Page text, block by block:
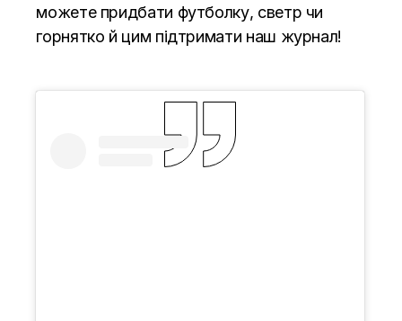
можете придбати футболку, светр чи
горнятко й цим підтримати наш журнал!